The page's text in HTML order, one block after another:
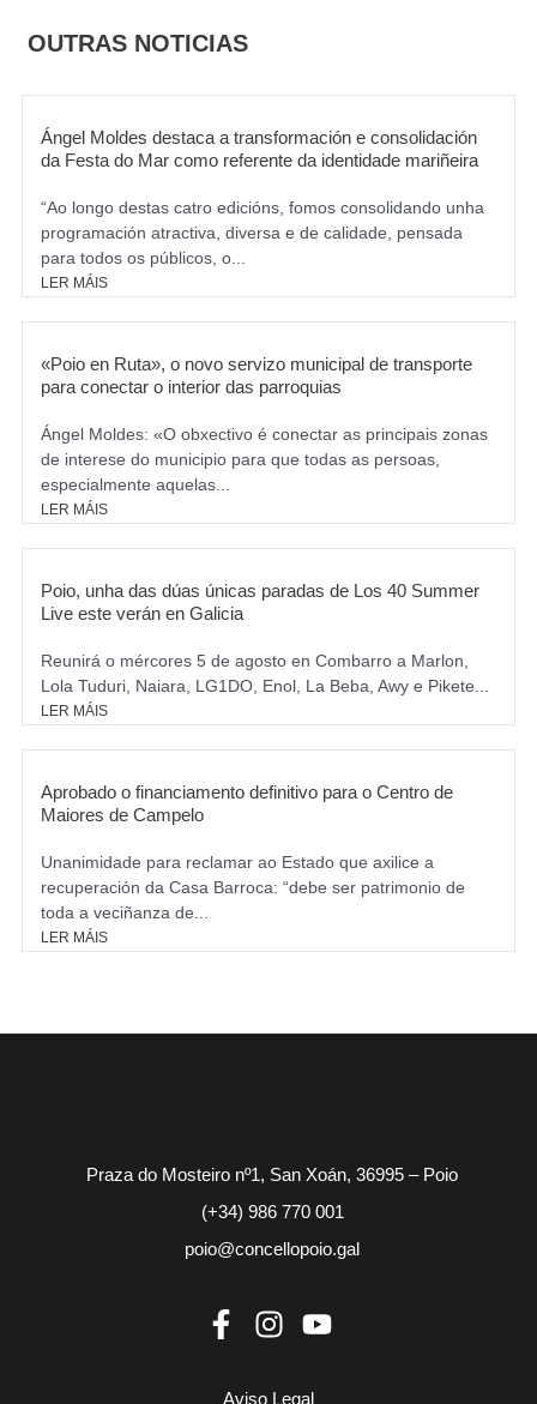
o
o
m
OUTRAS NOTICIAS
Ángel Moldes destaca a transformación e consolidación
da Festa do Mar como referente da identidade mariñeira
“Ao longo destas catro edicións, fomos consolidando unha
programación atractiva, diversa e de calidade, pensada
para todos os públicos, o...
LER MÁIS
«Poio en Ruta», o novo servizo municipal de transporte
para conectar o interior das parroquias
Ángel Moldes: «O obxectivo é conectar as principais zonas
de interese do municipio para que todas as persoas,
especialmente aquelas...
LER MÁIS
Poio, unha das dúas únicas paradas de Los 40 Summer
Live este verán en Galicia
Reunirá o mércores 5 de agosto en Combarro a Marlon,
Lola Tuduri, Naiara, LG1DO, Enol, La Beba, Awy e Pikete...
LER MÁIS
Aprobado o financiamento definitivo para o Centro de
Maiores de Campelo
Unanimidade para reclamar ao Estado que axilice a
recuperación da Casa Barroca: “debe ser patrimonio de
toda a veciñanza de...
LER MÁIS
Praza do Mosteiro nº1, San Xoán, 36995 – Poio
(+34) 986 770 001
poio@concellopoio.gal
Aviso Legal